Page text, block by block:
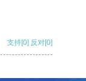
支持[0] 反对[0]